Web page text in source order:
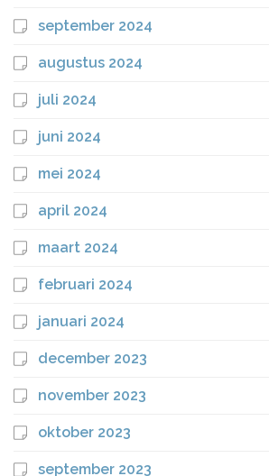
september 2024
augustus 2024
juli 2024
juni 2024
mei 2024
april 2024
maart 2024
februari 2024
januari 2024
december 2023
november 2023
oktober 2023
september 2023